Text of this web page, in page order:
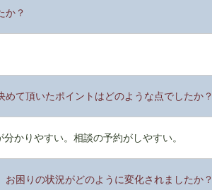
か？
て頂いたポイントはどのような点でしたか？
かりやすい。相談の予約がしやすい。
困りの状況がどのように変化されましたか？